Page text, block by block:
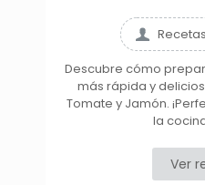
Descubre cómo
más rápida y
Tomate y Jamón.
la
Ver